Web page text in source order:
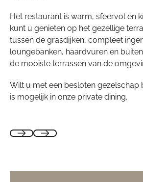
Het restaurant is warm, sfeervol en
kunt u genieten op het gezellige
tussen de grasdijken, compleet
loungebanken, haardvuren en
de mooiste terrassen van de
Wilt u met een besloten gezelschap
is mogelijk in onze private dining.